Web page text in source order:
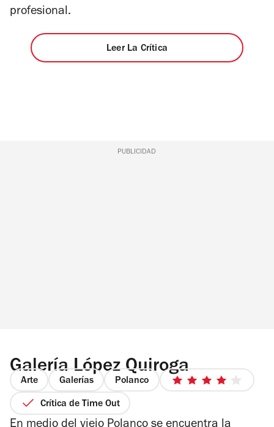
profesional.
Leer La Crítica
PUBLICIDAD
Galería López Quiroga
Arte Galerías Polanco
4
Crítica de Time Out